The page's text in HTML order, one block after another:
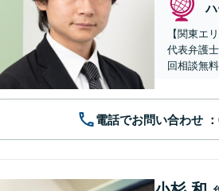
【関東エ
代表弁護
回相談無料
電話でお問い合わせ